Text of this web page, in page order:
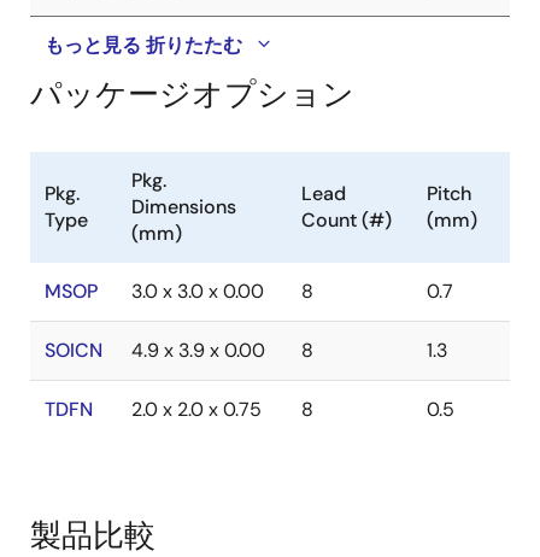
もっと見る 折りたたむ
パッケージオプション
Pkg.
Type
Pkg.
Dimensions
(mm)
Lead
Count (#)
Pitch
(mm)
MSOP 3.0 x 3.0 x 0.00 8 0.7
SOICN 4.9 x 3.9 x 0.00 8 1.3
TDFN 2.0 x 2.0 x 0.75 8 0.5
製品比較